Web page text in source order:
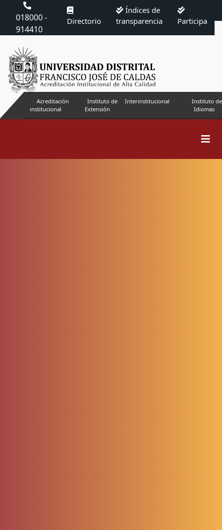
018000 -
914410
Directorio
Índices de
transparencia
Participa
Acreditación
institucional
Instituto de
Extensión
Interinstitucional
Instituto de
Idiomas